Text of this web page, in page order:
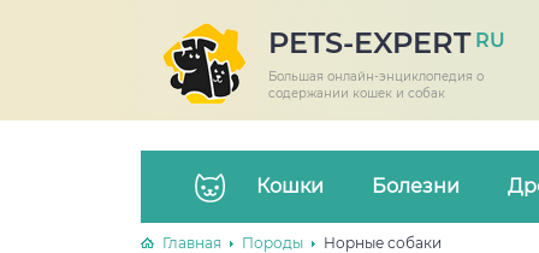
PETS-EXPERT RU
Большая онлайн-энциклопедия о
содержании кошек и собак
Кошки Болезни
Главная Породы Норные собаки